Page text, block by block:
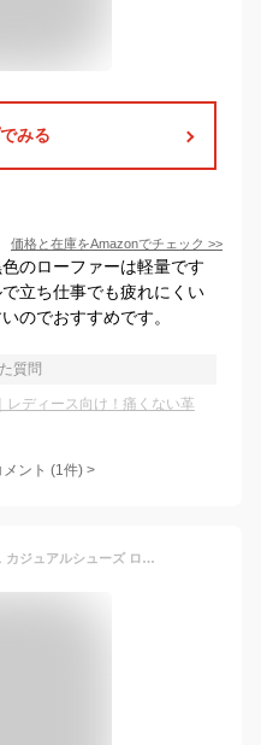
みる
価格と在庫をAmazonでチェック >>
のローファーは軽量です
立ち仕事でも疲れにくい
のでおすすめです。
質問
レディース向け！痛くない革
ント (1件) >
REGAL リーガル ゴアテックス カジュアルシューズ ローファー レディース 靴 F86M AF 本革 ローヒール 正規品